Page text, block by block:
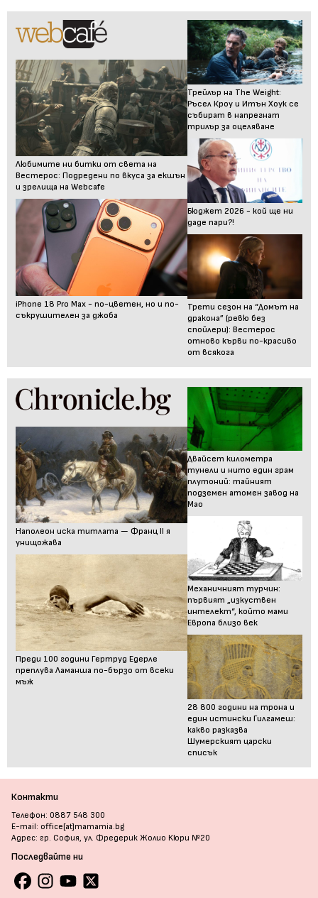
Любимите ни битки от света на
Вестерос: Подредени по вкуса за екшън
и зрелища на Webcafe
iPhone 18 Pro Max - по-цветен, но и по-
съкрушителен за джоба
Трейлър на The Weight:
Ръсел Кроу и Итън Хоук се
събират в напрегнат
трилър за оцеляване
Бюджет 2026 - кой ще ни
даде пари?!
Трети сезон на “Домът на
дракона” (ревю без
спойлери): Вестерос
отново кърви по-красиво
от всякога
Наполеон иска титлата — Франц II я
унищожава
Преди 100 години Гертруд Едерле
преплува Ламанша по-бързо от всеки
мъж
Двайсет километра
тунели и нито един грам
плутоний: тайният
подземен атомен завод на
Мао
Механичният турчин:
първият „изкуствен
интелект“, който мами
Европа близо век
28 800 години на трона и
един истински Гилгамеш:
какво разказва
Шумерският царски
списък
Контакти
Телефон: 0887 548 300
E-mail: office[at]mamamia.bg
Адрес: гр. София, ул. Фредерик Жолио Кюри №20
Последвайте ни